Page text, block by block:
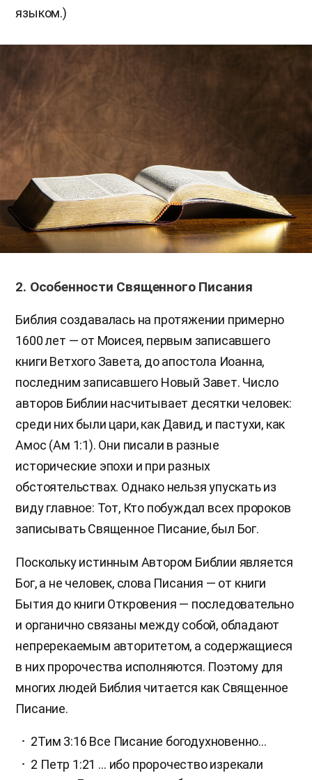
языком.)
2. Особенности Священного Писания
Библия создавалась на протяжении примерно
1600 лет — от Моисея, первым записавшего
книги Ветхого Завета, до апостола Иоанна,
последним записавшего Новый Завет. Число
авторов Библии насчитывает десятки человек:
среди них были цари, как Давид, и пастухи, как
Амос (Ам 1:1). Они писали в разные
исторические эпохи и при разных
обстоятельствах. Однако нельзя упускать из
виду главное: Тот, Кто побуждал всех пророков
записывать Священное Писание, был Бог.
Поскольку истинным Автором Библии является
Бог, а не человек, слова Писания — от книги
Бытия до книги Откровения — последовательно
и органично связаны между собой, обладают
непререкаемым авторитетом, а содержащиеся
в них пророчества исполняются. Поэтому для
многих людей Библия читается как Священное
Писание.
2Тим 3:16 Все Писание богодухновенно…
2 Петр 1:21 … ибо пророчество изрекали